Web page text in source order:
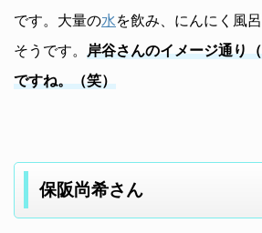
です。大量の水を飲み、にんにく風
そうです。 岸谷さんのイメージ通り
ですね。（笑）
保阪尚希さん